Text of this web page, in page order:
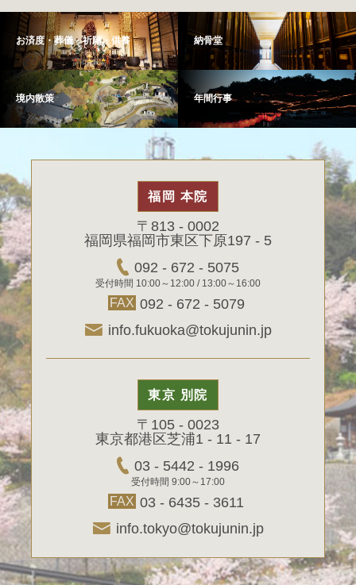
お済度・葬儀・祈願・供養 納骨堂
境内散策 年間行事
福岡 本院
〒813 - 0002
福岡県福岡市東区下原197 - 5
092 - 672 - 5075
受付時間 10:00～12:00 / 13:00～16:00
FAX 092 - 672 - 5079
info.fukuoka@tokujunin.jp
東京 別院
〒105 - 0023
東京都港区芝浦1 - 11 - 17
03 - 5442 - 1996
受付時間 9:00～17:00
FAX 03 - 6435 - 3611
info.tokyo@tokujunin.jp